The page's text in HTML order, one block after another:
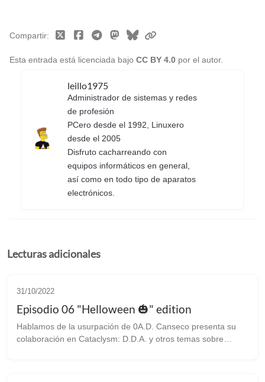
Esta entrada está licenciada bajo CC BY 4.0 por el autor.
Compartir
leillo1975
Administrador de sistemas y redes
de profesión
PCero desde el 1992, Linuxero
desde el 2005
Disfruto cacharreando con
equipos informáticos en general,
así como en todo tipo de aparatos
electrónicos.
Lecturas adicionales
31/10/2022
Episodio 06 "Helloween 🎃" edition
Hablamos de la usurpación de 0A.D. Canseco presenta su
colaboración en Cataclysm: D.D.A. y otros temas sobre